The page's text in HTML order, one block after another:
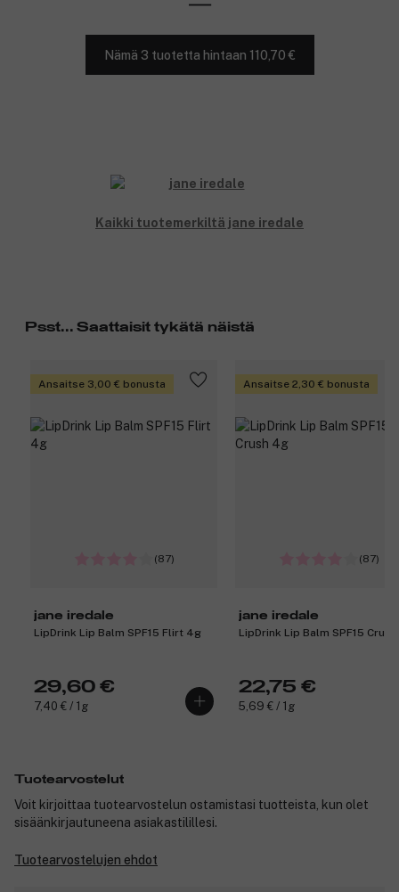
Nämä 3 tuotetta hintaan 110,70 €
Kaikki tuotemerkiltä jane iredale
Psst... Saattaisit tykätä näistä
Ansaitse 3,00 € bonusta
(87)
jane iredale
LipDrink Lip Balm SPF15 Flirt 4g
29,60 €
7,40 € / 1g
Ansaitse 2,30 € bonusta
(87)
jane iredale
LipDrink Lip Balm SPF15
22,75 €
5,69 € / 1g
Tuotearvostelut
Voit kirjoittaa tuotearvostelun ostamistasi tuotteista, kun olet
sisäänkirjautuneena asiakastilillesi.
Tuotearvostelujen ehdot